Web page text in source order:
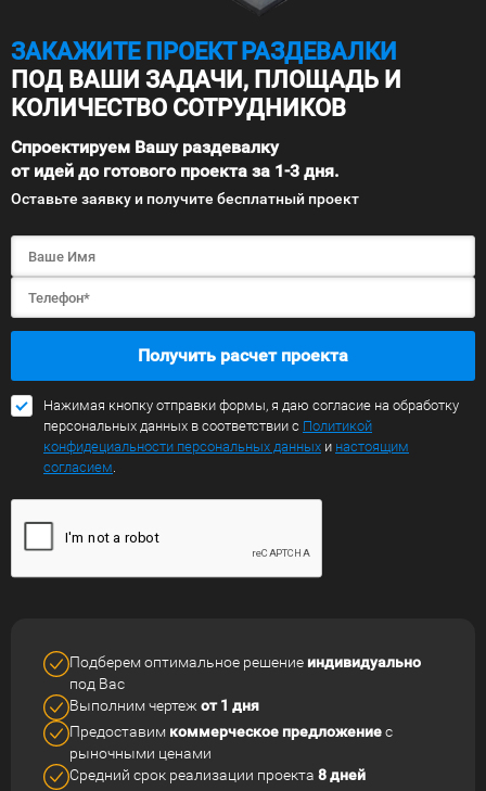
ЗАКАЖИТЕ ПРОЕКТ РАЗДЕВАЛКИ
ПОД ВАШИ ЗАДАЧИ, ПЛОЩАДЬ И
КОЛИЧЕСТВО СОТРУДНИКОВ
Спроектируем Вашу раздевалку
от идей до готового проекта за 1-3 дня.
Оставьте заявку и получите бесплатный проект
Получить расчет проекта
Нажимая кнопку отправки формы, я даю согласие на обработку
персональных данных в соответствии с Политикой
конфидециальности персональных данных и настоящим
согласием
Подберем оптимальное решение индивидуально
под Вас
Выполним чертеж от 1 дня
Предоставим коммерческое предложениес
рыночными ценами
Средний срок реализации проекта 8 дней